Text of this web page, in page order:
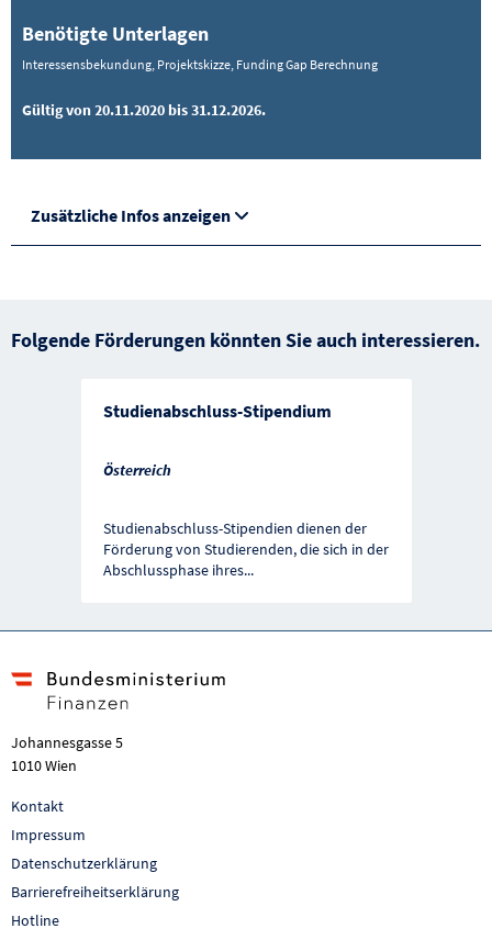
Benötigte Unterlagen
Interessensbekundung, Projektskizze, Funding Gap Berechnung
Gültig von 20.11.2020 bis 31.12.2026.
Zusätzliche Infos anzeigen
Folgende Förderungen könnten Sie auch interessieren.
Studienabschluss-Stipendium
Österreich
Studienabschluss-Stipendien dienen der
Förderung von Studierenden, die sich in der
Abschlussphase ihres...
Johannesgasse 5
1010 Wien
Kontakt
Impressum
Datenschutzerklärung
Barrierefreiheitserklärung
Hotline